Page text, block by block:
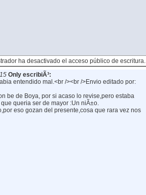
ha desactivado el acceso público de escritura.
Only escribiÃ³:
entendido mal.<br /><br />Envio editado por:
be de Boya, por si acaso lo revise,pero estaba
queria ser de mayor :Un niÃ±o.
eso gozan del presente,cosa que rara vez nos